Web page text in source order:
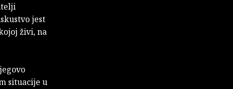
jest
živi, na
situacije u